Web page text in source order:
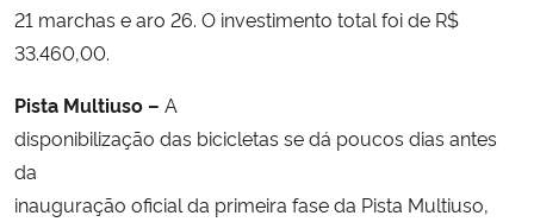
21 marchas e aro 26. O investimento total foi de R$
33.460,00.
Pista Multiuso – A
disponibilização das bicicletas se dá poucos dias antes
da
inauguração oficial da primeira fase da Pista Multiuso,